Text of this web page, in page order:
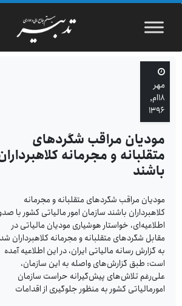
مهر
۱۸ام,
۱۳۹۶
مودیان مراقب شگردهای
متقلبانه و مجرمانه کلاهبرداران
باشند
مودیان مراقب شگردهای متقلبانه و مجرمانه
کلاهبرداران باشند سازمان امور مالیاتی کشور با صدور
اطلاعیه‌ای، خواستار هوشیاری مودیان مالیاتی در
مقابل شگردهای متقلبانه و مجرمانه کلاهبرداران شد.
به گزارش رسانه مالیاتی ایران، در این اطلاعیه آمده
است: طبق گزارش‌های واصله به این سازمان،
علی‌رغم تلاش‌های پیش‌گیرانه حراست سازمان
امورمالیاتی کشور به منظور جلوگیری از اقدامات